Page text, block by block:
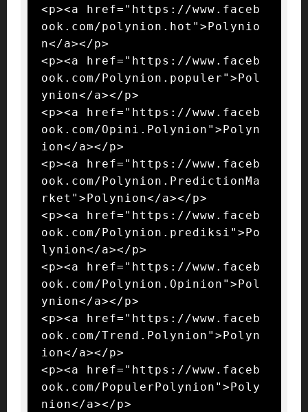
<p><a href="https://www.faceb
ook.com/polynion.hot">Polynio
n</a></p>
<p><a href="https://www.faceb
ook.com/Polynion.populer">Pol
ynion</a></p>
<p><a href="https://www.faceb
ook.com/Opini.Polynion">Polyn
ion</a></p>
<p><a href="https://www.faceb
ook.com/Polynion.PredictionMa
rket">Polynion</a></p>
<p><a href="https://www.faceb
ook.com/Polynion.prediksi">Po
lynion</a></p>
<p><a href="https://www.faceb
ook.com/Polynion.Opinion">Pol
ynion</a></p>
<p><a href="https://www.faceb
ook.com/Trend.Polynion">Polyn
ion</a></p>
<p><a href="https://www.faceb
ook.com/PopulerPolynion">Poly
nion</a></p>